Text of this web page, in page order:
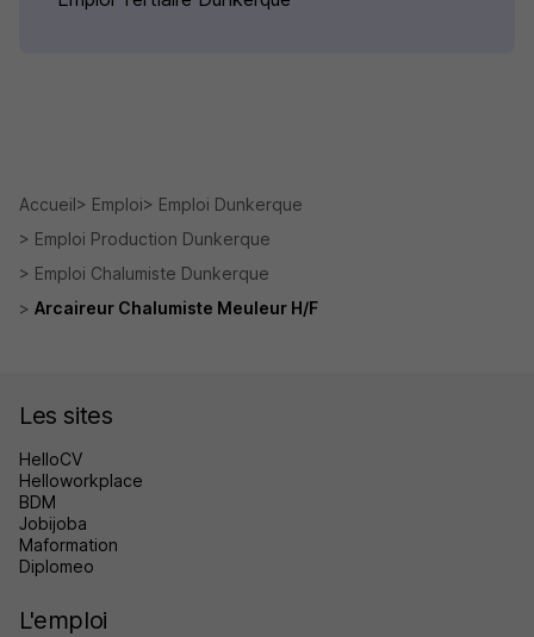
Accueil Emploi
Emploi Dunkerque
Emploi Production Dunkerque
Emploi Chalumiste Dunkerque
Arcaireur Chalumiste Meuleur H/F
Les sites
HelloCV
Helloworkplace
BDM
Jobijoba
Maformation
Diplomeo
L'emploi